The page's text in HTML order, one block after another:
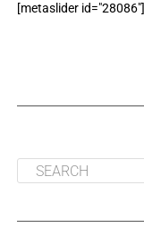
[metaslider id="28086"]